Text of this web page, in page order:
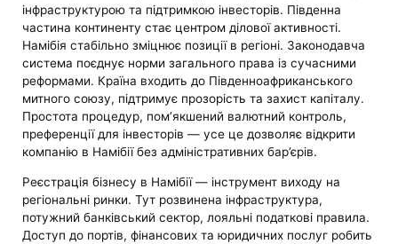
інфраструктурою та підтримкою інвесторів. Південна
частина континенту стає центром ділової активності.
Намібія стабільно зміцнює позиції в регіоні. Законодавча
система поєднує норми загального права із сучасними
реформами. Країна входить до Південноафриканського
митного союзу, підтримує прозорість та захист капіталу.
Простота процедур, пом’якшений валютний контроль,
преференції для інвесторів — усе це дозволяє відкрити
компанію в Намібії без адміністративних бар’єрів.
Реєстрація бізнесу в Намібії — інструмент виходу на
регіональні ринки. Тут розвинена інфраструктура,
потужний банківський сектор, лояльні податкові правила.
Доступ до портів, фінансових та юридичних послуг робить